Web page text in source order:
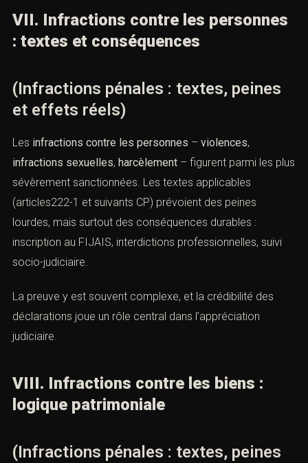
VII. Infractions contre les personnes
: textes et conséquences
(Infractions pénales : textes, peines
et effets réels)
Les infractions contre les personnes – violences,
infractions sexuelles, harcèlement – figurent parmi les plus
sévèrement sanctionnées. Les textes applicables
(articles222-1 et suivants CP) prévoient des peines
lourdes, mais surtout des conséquences durables :
inscription au FIJAIS, interdictions professionnelles, suivi
socio-judiciaire.
La preuve y est souvent complexe, et la crédibilité des
déclarations joue un rôle central dans l’appréciation
judiciaire.
VIII. Infractions contre les biens :
logique patrimoniale
(Infractions pénales : textes, peines